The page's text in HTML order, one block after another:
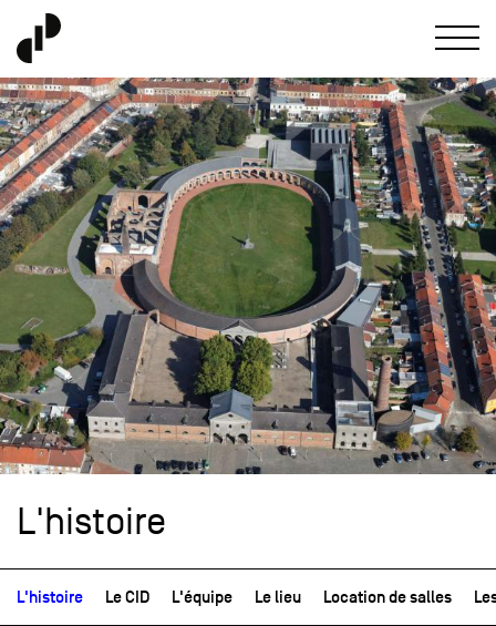
L'histoire
L'histoire Le CID L'équipe Le lieu Location de salles